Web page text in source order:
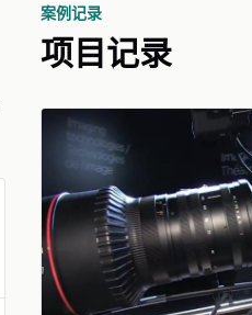
案例记录
项目记录